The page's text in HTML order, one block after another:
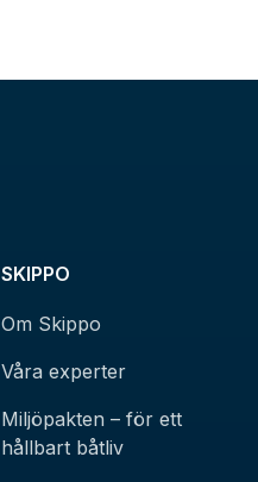
SKIPPO
Om Skippo
Våra experter
Miljöpakten – för ett
hållbart båtliv